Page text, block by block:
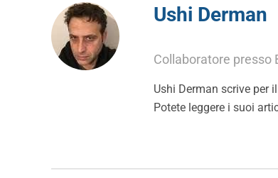
Ushi Derman
Collaboratore presso
Ushi Derman scrive per
Potete leggere i suoi